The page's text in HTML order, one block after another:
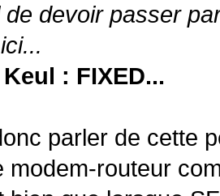
devoir passer
: FIXED...
parler de cette
modem-routeur